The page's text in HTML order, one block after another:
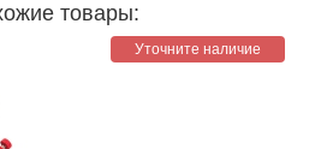
товары:
Уточните наличие